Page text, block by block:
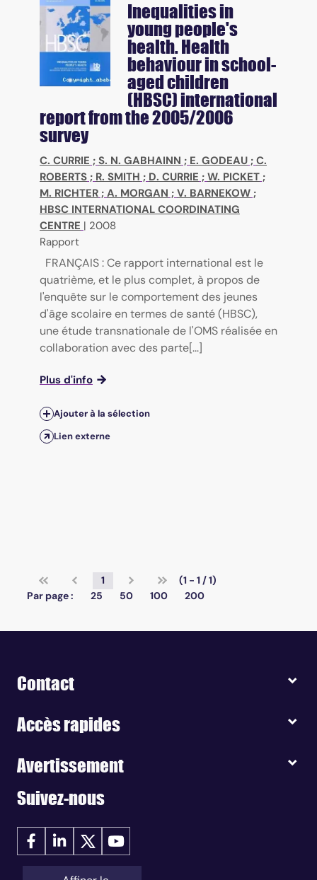
Inequalities in
young people's
health. Health
behaviour in school-
aged children
(HBSC) international
report from the 2005/2006
survey
C. CURRIE ; S. N. GABHAINN ; E. GODEAU ; C.
ROBERTS ; R. SMITH ; D. CURRIE ; W. PICKET ;
M. RICHTER ; A. MORGAN ; V. BARNEKOW ;
HBSC INTERNATIONAL COORDINATING
CENTRE | 2008
Rapport
FRANÇAIS : Ce rapport international est le
quatrième, et le plus complet, à propos de
l'enquête sur le comportement des jeunes
d'âge scolaire en termes de santé (HBSC),
une étude transnationale de l'OMS réalisée en
collaboration avec des parte[...]
Plus d'info
Ajouter à la sélection
Lien externe
1
(1 - 1 / 1)
Par page :
25 50 100 200
Contact
Accès rapides
Avertissement
Suivez-nous